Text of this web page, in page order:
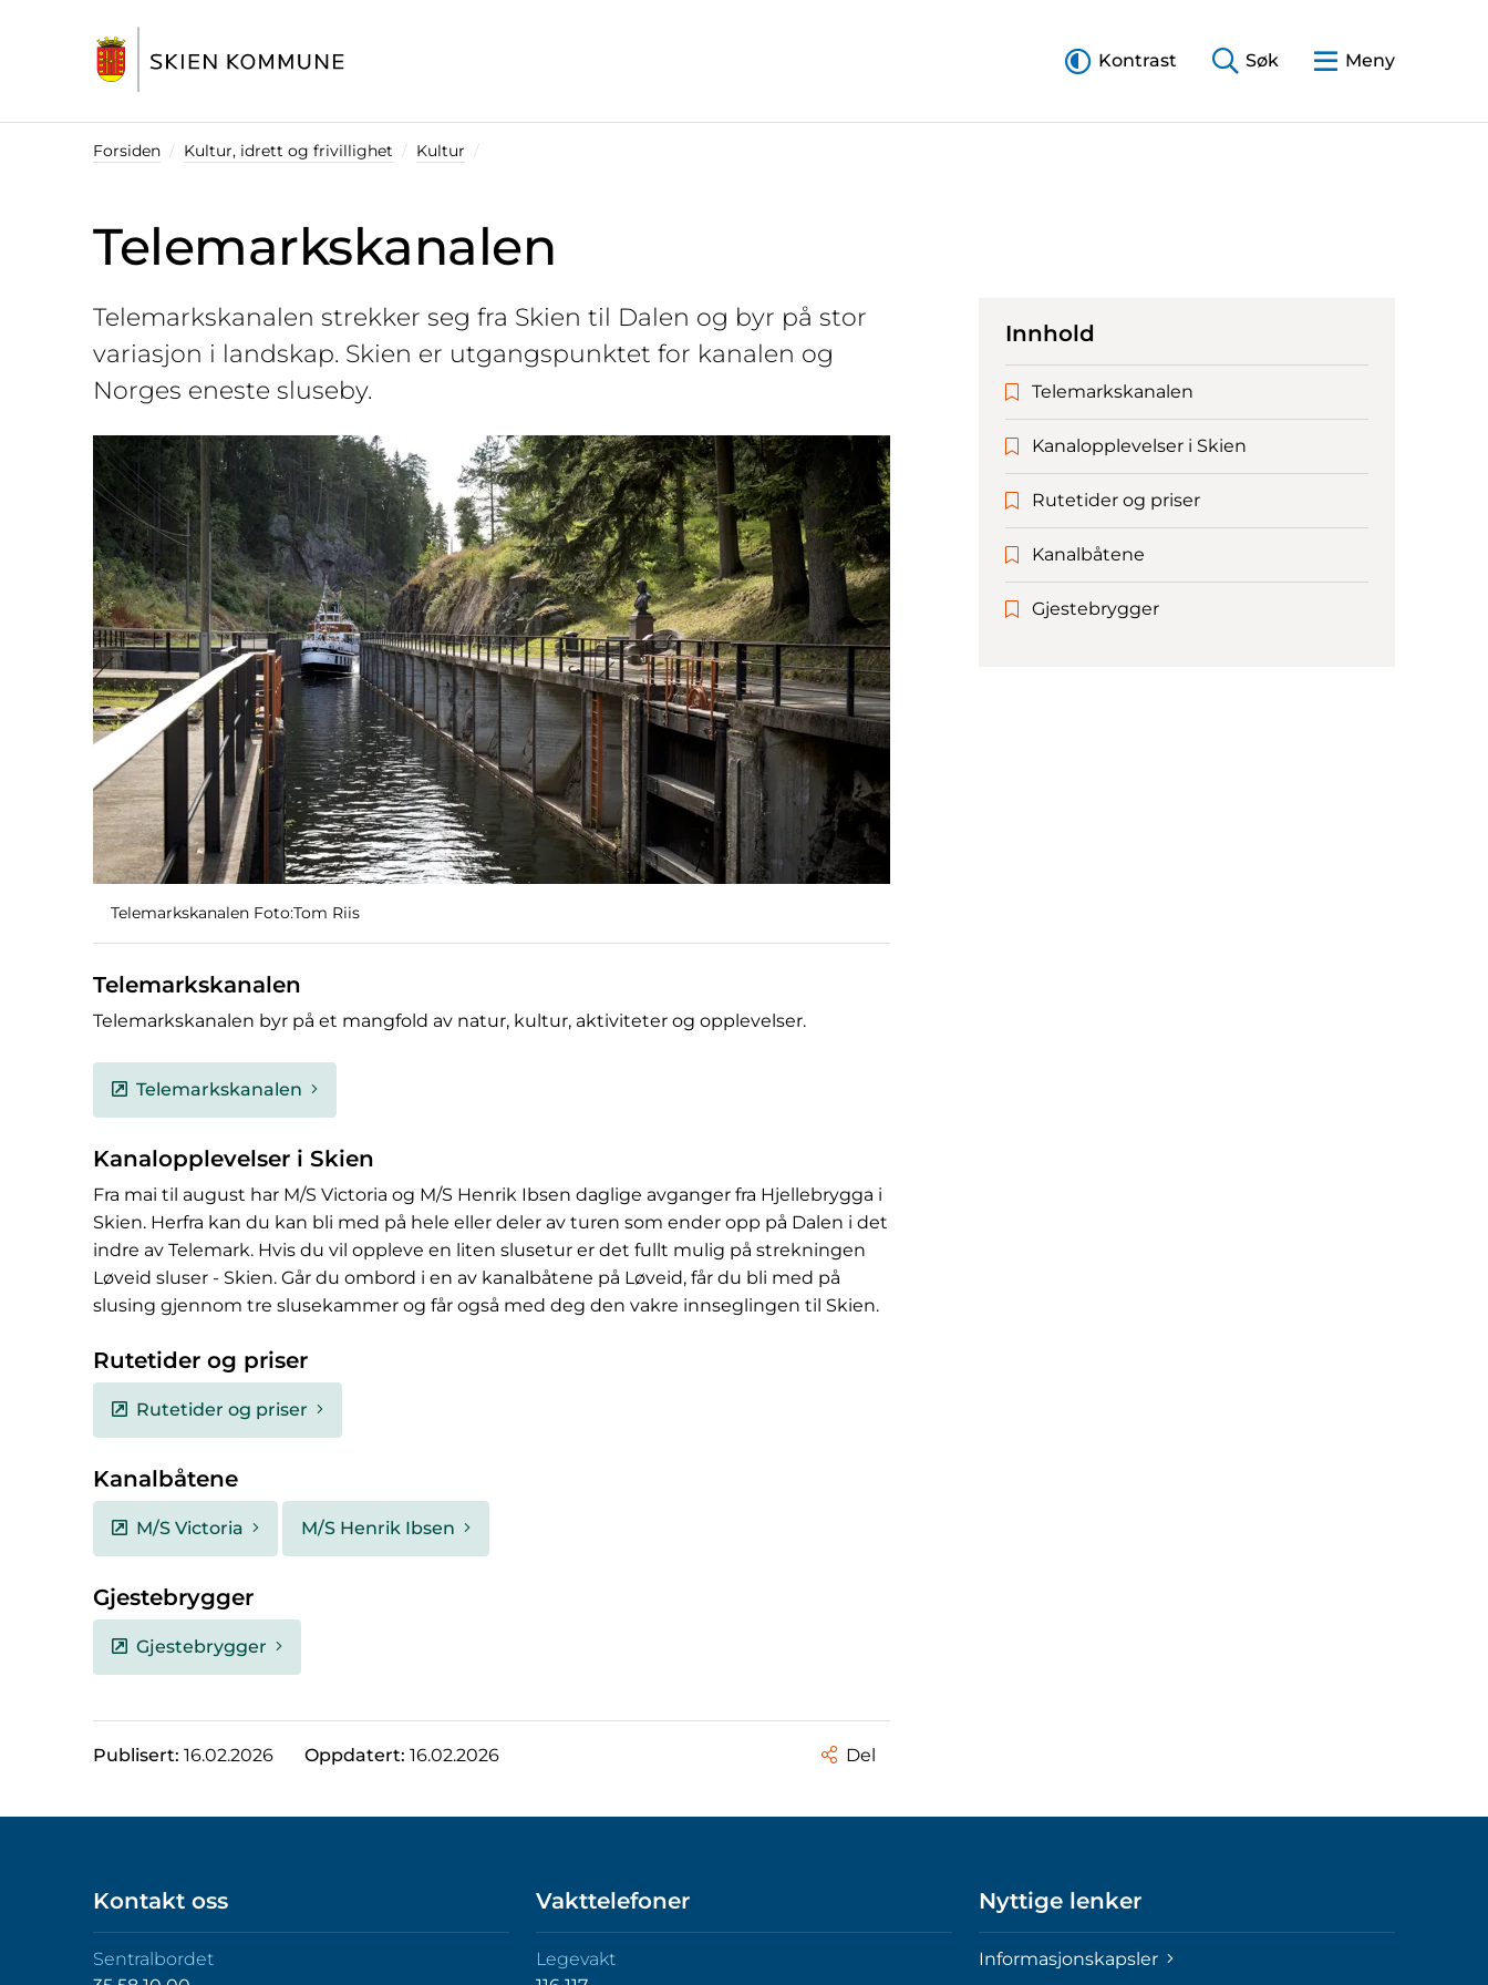
Kontrast Søk Meny
Forsiden Kultur, idrett og frivillighet Kultur
Telemarkskanalen
Innhold
Telemarkskanalen
Kanalopplevelser i Skien
Rutetider og priser
Kanalbåtene
Gjestebrygger
Telemarkskanalen strekker seg fra Skien til Dalen og byr på stor
variasjon i landskap. Skien er utgangspunktet for kanalen og
Norges eneste sluseby.
Telemarkskanalen Foto:Tom Riis
Telemarkskanalen
Telemarkskanalen byr på et mangfold av natur, kultur, aktiviteter og opplevelser.
Telemarkskanalen
Kanalopplevelser i Skien
Fra mai til august har M/S Victoria og M/S Henrik Ibsen daglige avganger fra Hjellebrygga i
Skien. Herfra kan du kan bli med på hele eller deler av turen som ender opp på Dalen i det
indre av Telemark. Hvis du vil oppleve en liten slusetur er det fullt mulig på strekningen
Løveid sluser - Skien. Går du ombord i en av kanalbåtene på Løveid, får du bli med på
slusing gjennom tre slusekammer og får også med deg den vakre innseglingen til Skien.
Rutetider og priser
Rutetider og priser
Kanalbåtene
M/S Victoria M/S Henrik Ibsen
Gjestebrygger
Gjestebrygger
Publisert: 16.02.2026 Oppdatert: 16.02.2026 Del
Kontakt oss
Sentralbordet
Vakttelefoner
Legevakt
Nyttige lenker
Informasjonskapsler